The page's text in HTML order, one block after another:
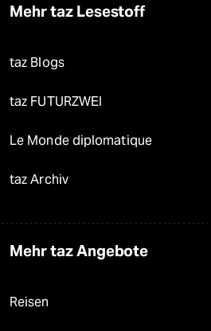
Mehr taz Lesestoff
taz Blogs
taz FUTURZWEI
Le Monde diplomatique
taz Archiv
Mehr taz Angebote
Reisen